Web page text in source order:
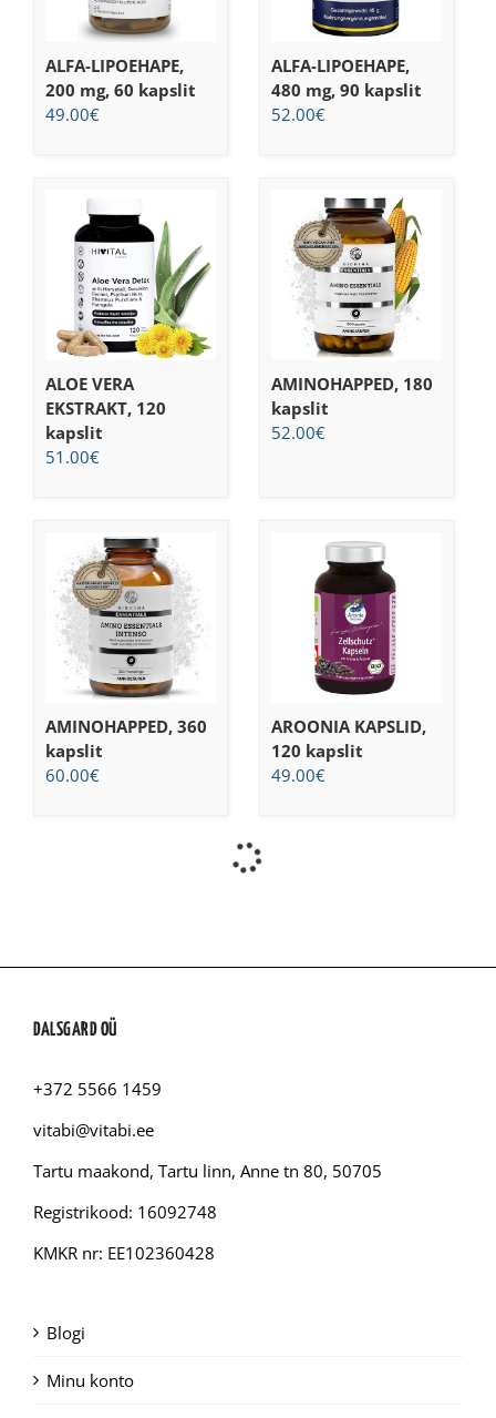
ALFA-LIPOEHAPE,
200 mg, 60 kapslit
49.00€
ALFA-LIPOEHAPE,
480 mg, 90 kapslit
52.00€
ALOE VERA
EKSTRAKT, 120
kapslit
51.00€
AMINOHAPPED, 180
kapslit
52.00€
AMINOHAPPED, 360
kapslit
60.00€
AROONIA KAPSLID,
120 kapslit
49.00€
DALSGARD OÜ
+372 5566 1459
vitabi@vitabi.ee
Tartu maakond, Tartu linn, Anne tn 80, 50705
Registrikood: 16092748
KMKR nr: EE102360428
Blogi
Minu konto